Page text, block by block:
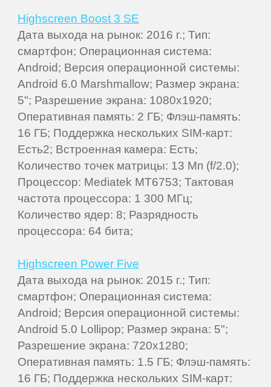
Highscreen Boost 3 SE
Дата выхода на рынок: 2016 г.; Тип:
смартфон; Операционная система:
Android; Версия операционной системы:
Android 6.0 Marshmallow; Размер экрана:
5"; Разрешение экрана: 1080x1920;
Оперативная память: 2 ГБ; Флэш-память:
16 ГБ; Поддержка нескольких SIM-карт:
Есть2; Встроенная камера: Есть;
Количество точек матрицы: 13 Мп (f/2.0);
Процессор: Mediatek MT6753; Тактовая
частота процессора: 1 300 МГц;
Количество ядер: 8; Разрядность
процессора: 64 бита;
Highscreen Power Five
Дата выхода на рынок: 2015 г.; Тип:
смартфон; Операционная система:
Android; Версия операционной системы:
Android 5.0 Lollipop; Размер экрана: 5";
Разрешение экрана: 720x1280;
Оперативная память: 1.5 ГБ; Флэш-память:
16 ГБ; Поддержка нескольких SIM-карт: